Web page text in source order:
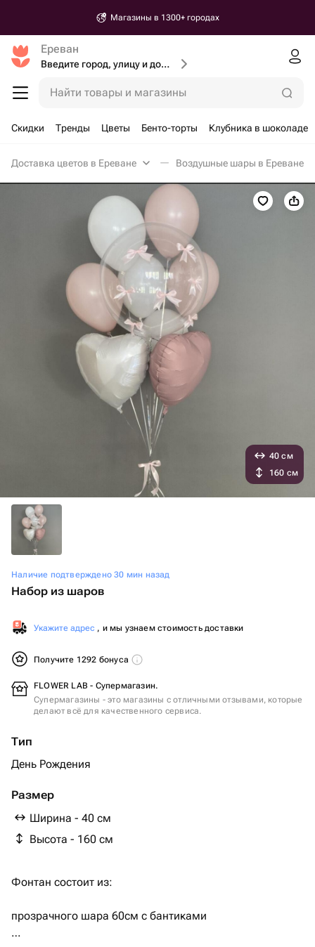
Магазины в 1300+ городах
Ереван
Введите город, улицу и дом доставки
Найти товары и магазины
Скидки Тренды Цветы Бенто-торты Клубника в шоколаде
Доставка цветов в Ереване Воздушные шары в Ереване
Наличие подтверждено 30 мин назад
Набор из шаров
Укажите адрес , и мы узнаем стоимость доставки
Получите 1292 бонуса
FLOWER LAB - Супермагазин.
Супермагазины - это магазины с отличными отзывами, которые
делают всё для качественного сервиса.
Тип
День Рождения
Размер
Ширина - 40 см
Высота - 160 см
40 см
160 см
Фонтан состоит из:
прозрачного шара 60см с бантиками